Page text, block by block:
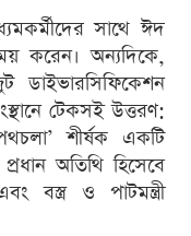
সাথে ঈদ
করেন। অন্যদিকে,
ডাইভারসিফিকেশন
টেকসই উত্তরণ:
শীর্ষক একটি
অতিথি হিসেবে
বস্ত্র ও পাটমন্ত্রী